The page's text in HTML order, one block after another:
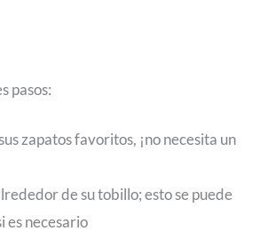
pasos:
zapatos favoritos, ¡no necesita un
de su tobillo; esto se puede
es necesario